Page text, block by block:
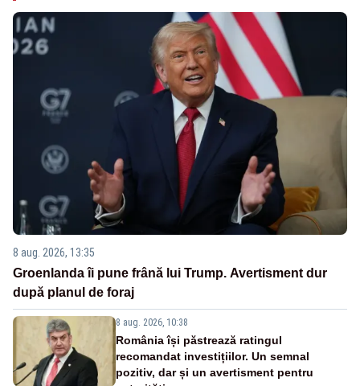
8 aug. 2026, 13:35
Groenlanda îi pune frână lui Trump. Avertisment dur
după planul de foraj
8 aug. 2026, 10:38
România își păstrează ratingul
recomandat investițiilor. Un semnal
pozitiv, dar și un avertisment pentru